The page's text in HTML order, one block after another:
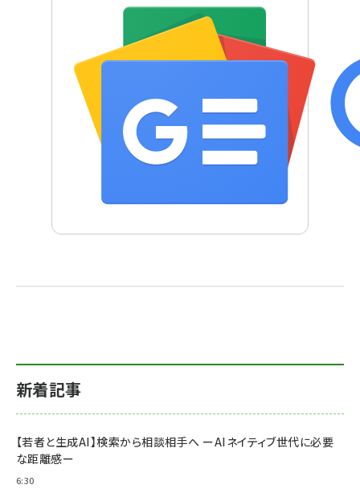
新着記事
【若者と生成AI】検索から相談相手へ ーAIネイティブ世代に必要
な距離感ー
6:30